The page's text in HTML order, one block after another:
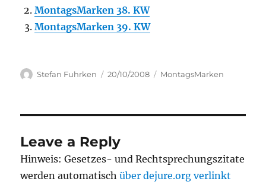
MontagsMarken 38. KW
MontagsMarken 39. KW
Author
Stefan Fuhrken
Posted
20/10/2008 Categories
MontagsMarken
Leave a Reply
Hinweis: Gesetzes- und Rechtsprechungszitate
werden automatischüber dejure.org verlinkt